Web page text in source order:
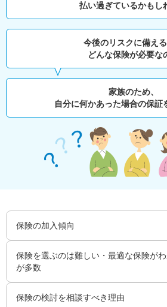
払い過ぎているかもし
今後のリスクに備え
どんな保険が必要な
家族のため、
自分に何かあった場合の保証
保険の加入傾向
保険を選ぶのは難しい・最適な保険が
が多数
保険の検討を相談すべき理由